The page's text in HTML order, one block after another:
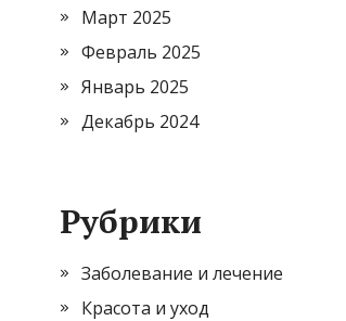
Март 2025
Февраль 2025
Январь 2025
Декабрь 2024
Рубрики
Заболевание и лечение
Красота и уход